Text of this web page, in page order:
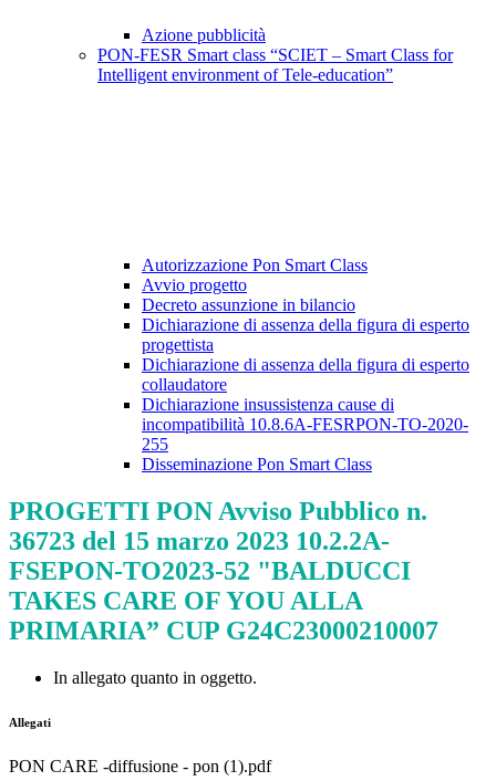
Azione pubblicità
PON-FESR Smart class “SCIET – Smart Class for
Intelligent environment of Tele-education”
Autorizzazione Pon Smart Class
Avvio progetto
Decreto assunzione in bilancio
Dichiarazione di assenza della figura di esperto
progettista
Dichiarazione di assenza della figura di esperto
collaudatore
Dichiarazione insussistenza cause di
incompatibilità 10.8.6A-FESRPON-TO-2020-
255
Disseminazione Pon Smart Class
PROGETTI PON Avviso Pubblico n.
36723 del 15 marzo 2023 10.2.2A-
FSEPON-TO2023-52 "BALDUCCI
TAKES CARE OF YOU ALLA
PRIMARIA” CUP G24C23000210007
In allegato quanto in oggetto.
Allegati
PON CARE -diffusione - pon (1).pdf